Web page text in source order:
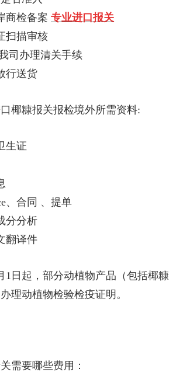
商检备案 专业进口报关
扫描审核
司办理清关手续
行送货
椰糠报关报检境外所需资料:
生证
、合同 、提单
分分析
翻译件
1日起，部分动植物产品（包括椰糠
理动植物检验检疫证明。
需要哪些费用：